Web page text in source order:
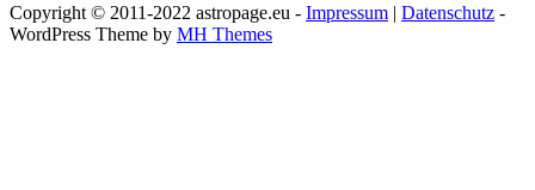
Copyright © 2011-2022 astropage.eu - Impressum | Datenschutz -
WordPress Theme by MH Themes